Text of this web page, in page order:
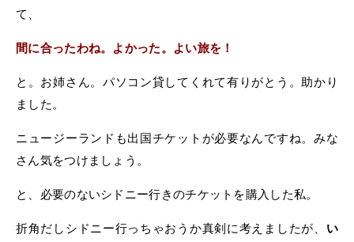
て、
間に合ったわね。よかった。よい旅を！
と。お姉さん。パソコン貸してくれて有りがとう。助かり
ました。
ニュージーランドも出国チケットが必要なんですね。みな
さん気をつけましょう。
と、必要のないシドニー行きのチケットを購入した私。
折角だしシドニー行っちゃおうか真剣に考えましたが、 い